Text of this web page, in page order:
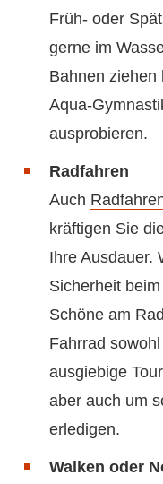
Früh- oder
gerne im
Bahnen ziehen
Aqua-
ausprobieren.
Radfahren
Auch
kräftigen Sie
Ihre Ausdauer.
Sicherheit
Schöne am
Fahrrad
ausgiebige
aber auch um
erledigen.
Walken oder